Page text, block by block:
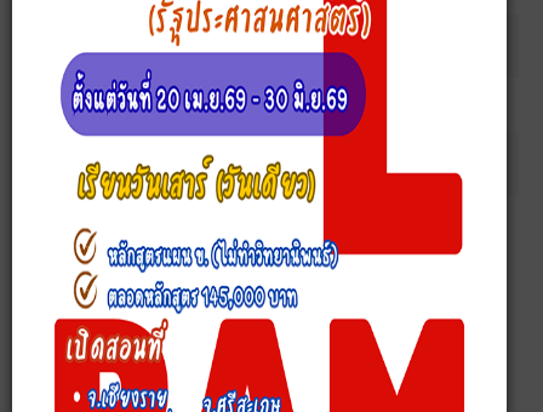
การค้นคว้าอิสระ หลักสูตรรัฐศาสตรมหาบัณฑิต โครงการผู้นำ
ภาครัฐและภาคเอกชน รุ่นที่ ๑๙ ประจำภาค ๓ ปีการศึกษา ๒๕๖๔